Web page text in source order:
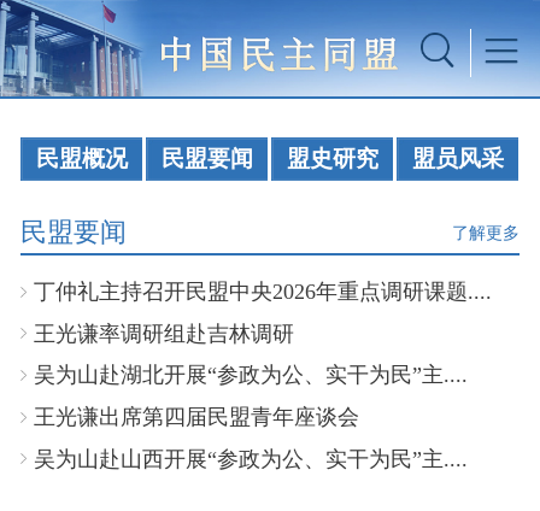
民盟概况 民盟要闻 盟史研究 盟员风采
民盟要闻 了解更多
丁仲礼主持召开民盟中央2026年重点调研课题....
王光谦率调研组赴吉林调研
吴为山赴湖北开展“参政为公、实干为民”主....
王光谦出席第四届民盟青年座谈会
吴为山赴山西开展“参政为公、实干为民”主....